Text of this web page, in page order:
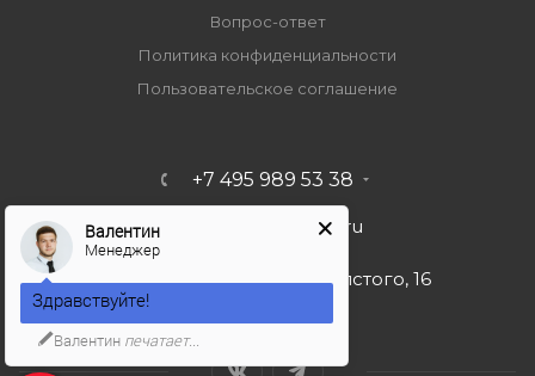
Вопрос-ответ
Политика конфиденциальности
Пользовательское соглашение
+7 495 989 53 38
import-bt@bk.ru
г. Москва, ул. Льва Толстого, 16
Валентин
Менеджер
Здравствуйте!
Валентин печатает...